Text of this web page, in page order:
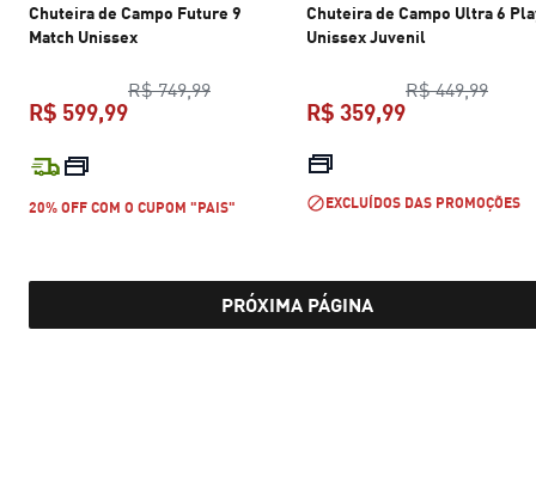
Chuteira de Campo Future 9
Match Unissex
R$ 749,99preço original R$ 749,99
R$ 599,99
preço atual R$ 599,99
20% OFF COM O CUPOM "PAIS"
Chuteira de Campo Ultra 6
Unissex Juvenil
R$ 449,99
R$ 359,99
EXCLUÍDOS DAS PROMOÇÕES
PRÓXIMA PÁGINA